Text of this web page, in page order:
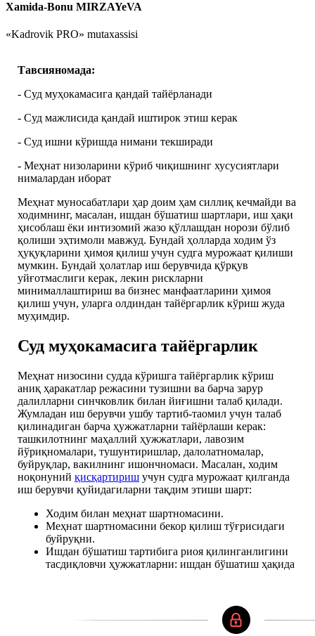
Xamida-Bonu MIRZAYeVA
«Kadrovik PRO» mutaхassisi
Тавсияномада:
- Суд муҳокамасига қандай тайёрланади
- Суд мажлисида қандай иштирок этиш керак
- Суд ишни кўришда нимани текширади
- Меҳнат низоларини кўриб чиқишнинг хусусиятлари
нималардан иборат
Меҳнат муносабатлари ҳар доим ҳам силлиқ кечмайди ва
ходимнинг, масалан, ишдан бўшатиш шартлари, иш ҳақи
ҳисоблаш ёки интизомий жазо қўллашдан норози бўлиб
қолиши эҳтимоли мавжуд. Бундай ҳолларда ходим ўз
ҳуқуқларини ҳимоя қилиш учун судга мурожаат қилиши
мумкин. Бундай ҳолатлар иш берувчида қўрқув
уйғотмаслиги керак, лекин рискларни
минималлаштириш ва бизнес манфаатларини ҳимоя
қилиш учун, уларга олдиндан тайёргарлик кўриш жуда
муҳимдир.
Суд муҳокамасига тайёргарлик
Меҳнат низосини судда кўришга тайёргарлик кўриш
аниқ ҳаракатлар режасини тузишни ва барча зарур
далилларни синчковлик билан йиғишни талаб қилади.
Жумладан иш берувчи ушбу тартиб-таомил учун талаб
қилинадиган барча ҳужжатларни тайёрлаши керак:
ташкилотнинг маҳаллий ҳужжатлари, лавозим
йўриқномалари, тушунтиришлар, далолатномалар,
буйруқлар, вакилнинг ишончномаси. Масалан, ходим
ноқонуний қисқартириш учун судга мурожаат қилганда
иш берувчи қуйидагиларни тақдим этиши шарт:
Ходим билан меҳнат шартномасини.
Меҳнат шартномасини бекор қилиш тўғрисидаги
буйруқни.
Ишдан бўшатиш тартибига риоя қилинганлигини
тасдиқловчи ҳужжатларни: ишдан бўшатиш ҳақида